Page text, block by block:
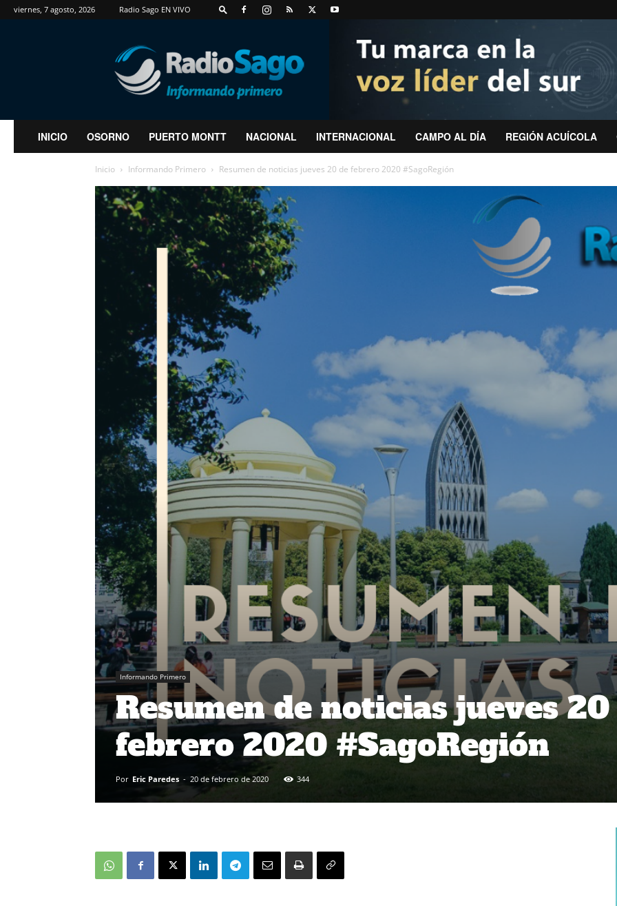
viernes, 7 agosto, 2026 Radio Sago EN VIVO
RadioSago
INICIO OSORNO PUERTO MONTT NACIONAL INTERNACIONAL CAMPO AL DÍA REGIÓN ACUÍCOLA
Inicio Informando Primero Resumen de noticias jueves 20 de febrero 2020 #SagoRegión
Informando Primero
Resumen de noticias jueves 20
febrero 2020 #SagoRegión
Por Eric Paredes - 20 de febrero de 2020 344